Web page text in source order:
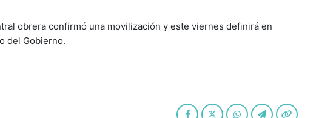
obrera confirmó una movilización y este viernes definirá en
del Gobierno.